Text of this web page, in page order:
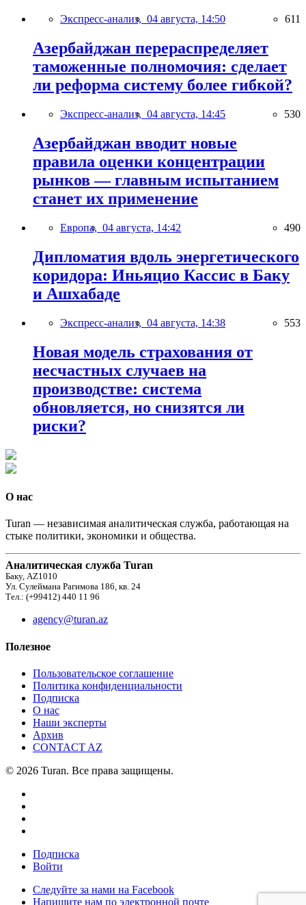
Экспресс-анализ, 04 августа, 14:50 611
Азербайджан перераспределяет
таможенные полномочия: сделает
ли реформа систему более гибкой?
Экспресс-анализ, 04 августа, 14:45 530
Азербайджан вводит новые
правила оценки концентрации
рынков — главным испытанием
станет их применение
Европа, 04 августа, 14:42 490
Дипломатия вдоль энергетического
коридора: Иньяцио Кассис в Баку
и Ашхабаде
Экспресс-анализ, 04 августа, 14:38 553
Новая модель страхования от
несчастных случаев на
производстве: система
обновляется, но снизятся ли
риски?
О нас
Turan — независимая аналитическая служба, работающая на
стыке политики, экономики и общества.
Аналитическая служба Turan
Баку, AZ1010
Ул. Сулеймана Рагимова 186, кв. 24
Тел.: (+99412) 440 11 96
agency@turan.az
Полезное
Пользовательское соглашение
Политика конфиденциальности
Подписка
О нас
Наши эксперты
Архив
CONTACT AZ
© 2026 Turan. Все права защищены.
Подписка
Войти
Следуйте за нами на Facebook
Напишите нам по электронной почте